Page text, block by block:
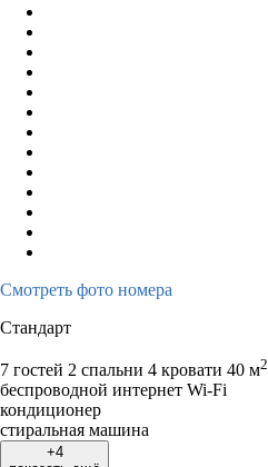
Смотреть фото номера
Стандарт
7 гостей 2 спальни 4 кровати 40 м2
беспроводной интернет Wi-Fi
кондиционер
стиральная машина
+4